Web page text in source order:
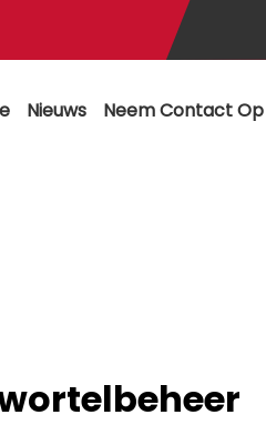
Nieuws Neem Contact Op